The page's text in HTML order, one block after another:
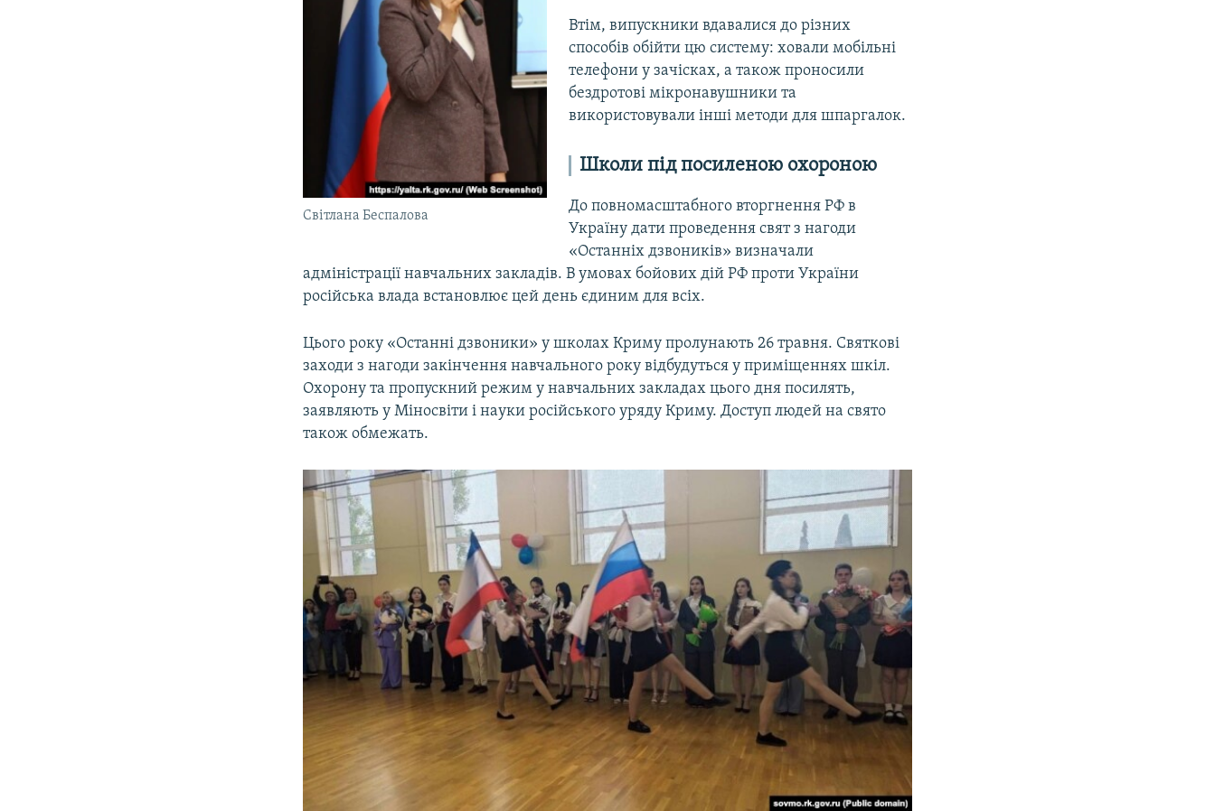
Світлана Беспалова
Втім, випускники вдавалися до різних
способів обійти цю систему: ховали мобільні
телефони у зачісках, а також проносили
бездротові мікронавушники та
використовували інші методи для шпаргалок.
Школи під посиленою охороною
До повномасштабного вторгнення РФ в
Україну дати проведення свят з нагоди
«Останніх дзвоників» визначали
адміністрації навчальних закладів. В умовах бойових дій РФ проти України
російська влада встановлює цей день єдиним для всіх.
Цього року «Останні дзвоники» у школах Криму пролунають 26 травня. Святкові
заходи з нагоди закінчення навчального року відбудуться у приміщеннях шкіл.
Охорону та пропускний режим у навчальних закладах цього дня посилять,
заявляють у Міносвіти і науки російського уряду Криму. Доступ людей на свято
також обмежать.